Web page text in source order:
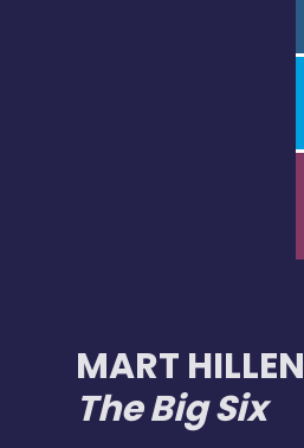
MART HILLEN
The Big Six